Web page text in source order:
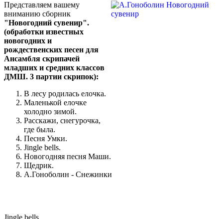
Представляем вашему
вниманию сборник
"Новогодний сувенир".
(обработки известных
новогодних и
рождественских песен для
Ансамбля скрипачей
младших и средних классов
ДМШ. 3 партии скрипок):
В лесу родилась елочка.
Маленькой елочке
холодно зимой.
Расскажи, снегурочка,
где была.
Песня Умки.
Jingle bells.
Новогодняя песня Маши.
Щедрик.
А.Гоноболин - Снежинки